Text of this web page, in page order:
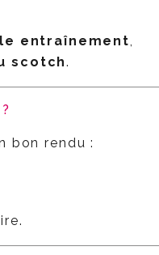
entraînement,
scotch.
bon rendu :